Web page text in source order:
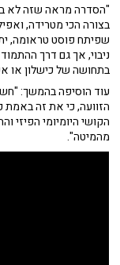
"הסדרה מראה שזה לא
בצורה הכי מטרידה,
שפיתח פוסט טראומה,
ניבוי, אך גם דרך
בתחושה של כישלון או
עוד הוסיפה בהמשך:
הזוועה, כי את זה באמת
הקושי היומיומי הפיזי
מהמיטה".